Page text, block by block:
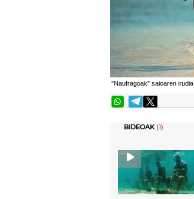
"Naufragoak" saioaren irudia
BIDEOAK(1)